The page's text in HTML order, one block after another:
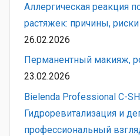
Аллергическая реакция
растяжек: причины, риски
26.02.2026
Перманентный макияж,
23.02.2026
Bielenda Professional C-
Гидроревитализация и
профессиональный